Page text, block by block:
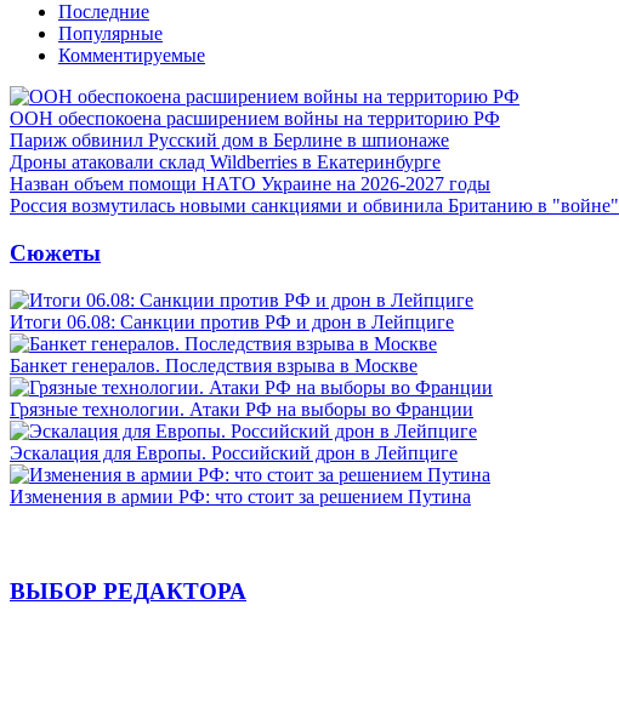
Последние
Популярные
Комментируемые
ООН обеспокоена расширением войны на территорию РФ
Париж обвинил Русский дом в Берлине в шпионаже
Дроны атаковали склад Wildberries в Екатеринбурге
Назван объем помощи НАТО Украине на 2026-2027 годы
Россия возмутилась новыми санкциями и обвинила Британию в "войне"
Сюжеты
Итоги 06.08: Санкции против РФ и дрон в Лейпциге
Банкет генералов. Последствия взрыва в Москве
Грязные технологии. Атаки РФ на выборы во Франции
Эскалация для Европы. Российский дрон в Лейпциге
Изменения в армии РФ: что стоит за решением Путина
ВЫБОР РЕДАКТОРА